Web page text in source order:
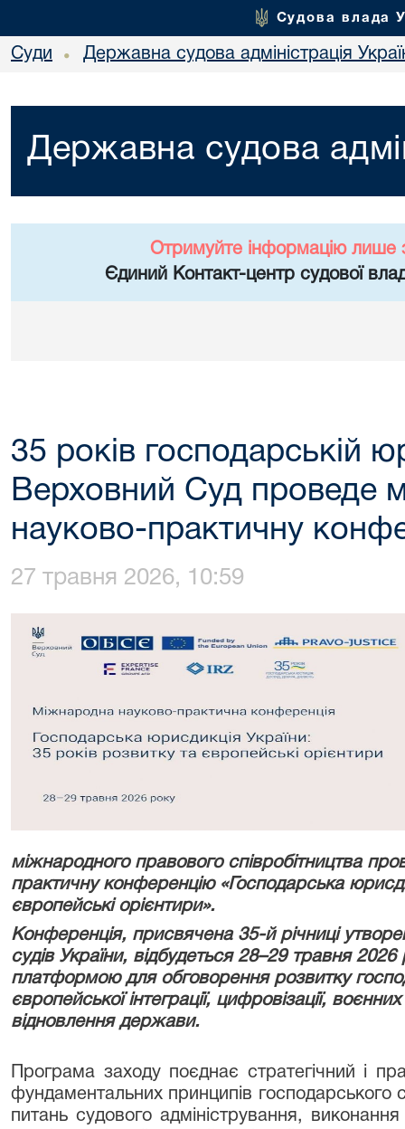
Судова влада
Суди • Державна судова адміністрація
Державна судова
Отримуйте інформацію лише
Єдиний Контакт-центр судової
35 років господарській
Верховний Суд проведе
науково-практичну
27 травня 2026, 10:59
міжнародного правового співробітництва
практичну конференцію «Господарська
європейські орієнтири».
Конференція, присвячена 35-й річниці
судів України, відбудеться 28–29 травня
платформою для обговорення розвитку
європейської інтеграції, цифровізації,
відновлення держави.
Програма заходу поєднає стратегічний і
фундаментальних принципів
питань судового адміністрування,